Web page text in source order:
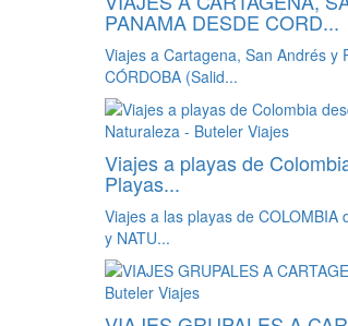
PANAMA DESDE CORD...
Viajes a Cartagena, San Andrés y
CÓRDOBA (Salid...
Viajes a playas de
Playas...
Viajes a las playas de COLOMBIA
y NATU...